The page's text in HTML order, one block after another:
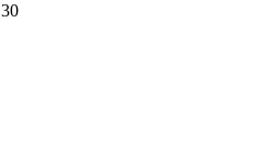
30